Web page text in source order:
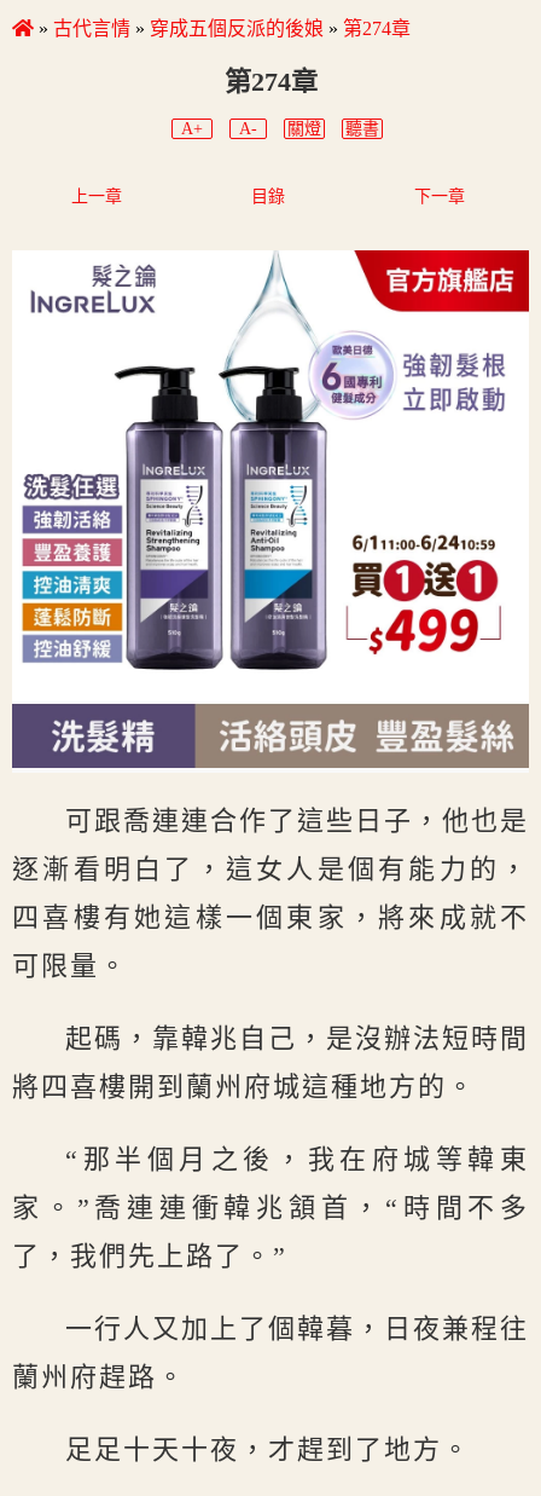
» 古代言情 » 穿成五個反派的後娘 » 第274章
第274章
A+ A- 關燈 聽書
上一章 目錄 下一章
可跟喬連連合作了這些日子，他也是
逐漸看明白了，這女人是個有能力的，
四喜樓有她這樣一個東家，將來成就不
可限量。
起碼，靠韓兆自己，是沒辦法短時間
將四喜樓開到蘭州府城這種地方的。
“那半個月之後，我在府城等韓東
家。”喬連連衝韓兆頷首，“時間不多
了，我們先上路了。”
一行人又加上了個韓暮，日夜兼程往
蘭州府趕路。
足足十天十夜，才趕到了地方。